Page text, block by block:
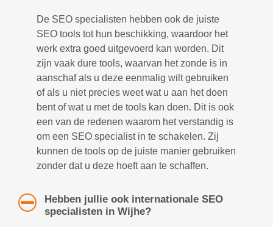
De SEO specialisten hebben ook de juiste
SEO tools tot hun beschikking, waardoor het
werk extra goed uitgevoerd kan worden. Dit
zijn vaak dure tools, waarvan het zonde is in
aanschaf als u deze eenmalig wilt gebruiken
of als u niet precies weet wat u aan het doen
bent of wat u met de tools kan doen. Dit is ook
een van de redenen waarom het verstandig is
om een SEO specialist in te schakelen. Zij
kunnen de tools op de juiste manier gebruiken
zonder dat u deze hoeft aan te schaffen.
Hebben jullie ook internationale SEO
specialisten in Wijhe?